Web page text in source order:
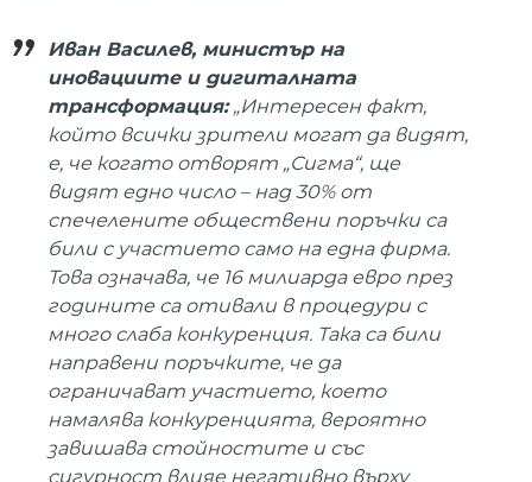
Иван Василев, министър на
иновациите и дигиталната
трансформация:„Интересен факт,
който всички зрители могат да видят,
е, че когато отворят „Сигма“, ще
видят едно число – над 30% от
спечелените обществени поръчки са
били с участието само на една фирма.
Това означава, че 16 милиарда евро през
годините са отивали в процедури с
много слаба конкуренция. Така са били
направени поръчките, че да
ограничават участието, което
намалява конкуренцията, вероятно
завишава стойностите и със
сигурност влияе негативно върху